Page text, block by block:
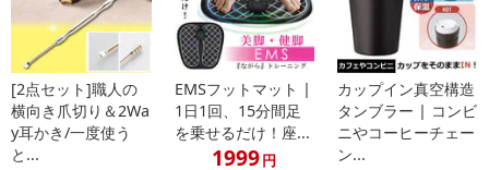
注意事項
【賞味・消費期限のある商品について】
商品到着時点でのお日持ち期間は、配送日数などにより異なります
のでご了承ください。
【キャンセルについて】
[2点セット]職人の
横向き爪切り＆2Wa
y耳かき/一度使う
と...
EMSフットマット |
1日1回、15分間足
を乗せるだけ！座...
1999円
カップイン真空構造
タンブラー | コンビ
ニやコーヒーチェー
ン...